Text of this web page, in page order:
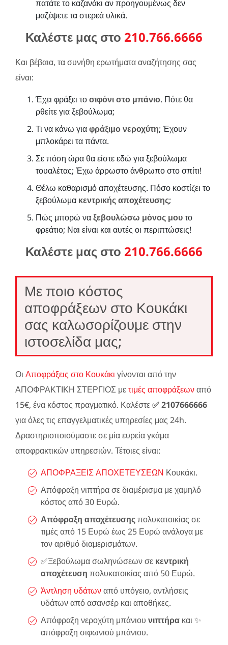
πατάτε το καζανάκι αν προηγουμένως δεν
μαζέψετε τα στερεά υλικά.
Καλέστε μας στο 210.766.6666
Και βέβαια, τα συνήθη ερωτήματα αναζήτησης σας
είναι:
Έχει φράξει τοσιφόνι στο μπάνιο. Πότε θα
ρθείτε για ξεβούλωμα;
Τι να κάνω γιαφράξιμο νεροχύτη; Έχουν
μπλοκάρει τα πάντα.
Σε πόση ώρα θα είστε εδώ για ξεβούλωμα
τουαλέτας; Έχω άρρωστο άνθρωπο στο σπίτι!
Θέλω καθαρισμό αποχέτευσης. Πόσο κοστίζει το
ξεβούλωμα κεντρικής αποχέτευσης;
Πώς μπορώ ναξεβουλώσω μόνος μουτο
φρεάτιο; Ναι είναι και αυτές οι περιπτώσεις!
Καλέστε μας στο 210.766.6666
Με ποιο κόστος
αποφράξεων στο Κουκάκι
σας καλωσορίζουμε στην
ιστοσελίδα μας;
Οι Αποφράξεις στο Κουκάκι γίνονται από την
ΑΠΟΦΡΑΚΤΙΚΗ ΣΤΕΡΓΙΟΣ μετιμές αποφράξεωναπό
15€, ένα κόστος πραγματικό. Καλέστε✅ 2107666666
για όλες τις επαγγελματικές υπηρεσίες μας 24h.
Δραστηριοποιούμαστε σε μία ευρεία γκάμα
αποφρακτικών υπηρεσιών. Τέτοιες είναι:
ΑΠΟΦΡΑΞΕΙΣ ΑΠΟΧΕΤΕΥΣΕΩΝ Κουκάκι.
Απόφραξη νιπτήρα σε διαμέρισμα με χαμηλό
κόστος από 30 Ευρώ.
Απόφραξη αποχέτευσηςπολυκατοικίας σε
τιμές από 15 Ευρώ έως 25 Ευρώ ανάλογα με
τον αριθμό διαμερισμάτων.
✅Ξεβούλωμα σωληνώσεων σε κεντρική
αποχέτευση πολυκατοικίας από 50 Ευρώ.
Άντληση υδάτωναπό υπόγειο, αντλήσεις
υδάτων από ασανσέρ και αποθήκες.
Απόφραξη νεροχύτη μπάνιου νιπτήρα και ✨
απόφραξη σιφωνιού μπάνιου.